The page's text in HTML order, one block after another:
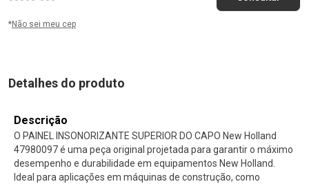
*Não sei meu cep
Detalhes do produto
Descrição
O PAINEL INSONORIZANTE SUPERIOR DO CAPO New Holland
47980097 é uma peça original projetada para garantir o máximo
desempenho e durabilidade em equipamentos New Holland.
Ideal para aplicações em máquinas de construção, como